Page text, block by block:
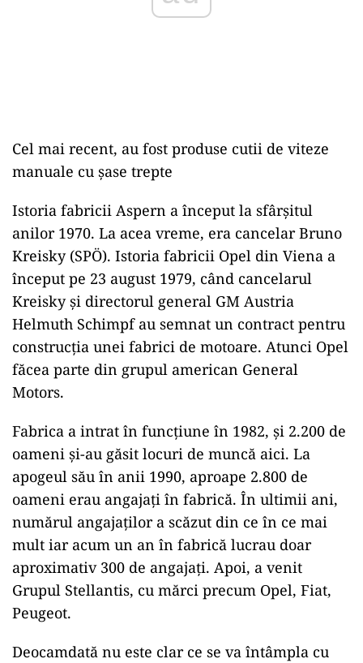
Cel mai recent, au fost produse cutii de viteze
manuale cu șase trepte
Istoria fabricii Aspern a început la sfârșitul
anilor 1970. La acea vreme, era cancelar Bruno
Kreisky (SPÖ). Istoria fabricii Opel din Viena a
început pe 23 august 1979, când cancelarul
Kreisky și directorul general GM Austria
Helmuth Schimpf au semnat un contract pentru
construcția unei fabrici de motoare. Atunci Opel
făcea parte din grupul american General
Motors.
Fabrica a intrat în funcțiune în 1982, și 2.200 de
oameni și-au găsit locuri de muncă aici. La
apogeul său în anii 1990, aproape 2.800 de
oameni erau angajați în fabrică. În ultimii ani,
numărul angajaților a scăzut din ce în ce mai
mult iar acum un an în fabrică lucrau doar
aproximativ 300 de angajați. Apoi, a venit
Grupul Stellantis, cu mărci precum Opel, Fiat,
Peugeot.
Deocamdată nu este clar ce se va întâmpla cu